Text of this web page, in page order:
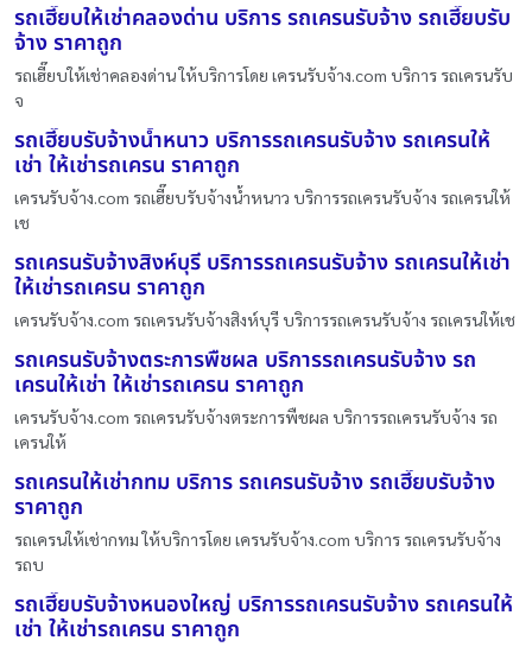
รถเฮี๊ยบให้เช่าคลองด่าน บริการ รถเครนรับจ้าง รถเฮี๊ยบรับ
จ้าง ราคาถูก
รถเฮี๊ยบให้เช่าคลองด่าน ให้บริการโดย เครนรับจ้าง.com บริการ รถเครนรับ
จ
รถเฮี๊ยบรับจ้างน้ำหนาว บริการรถเครนรับจ้าง รถเครนให้
เช่า ให้เช่ารถเครน ราคาถูก
เครนรับจ้าง.com รถเฮี๊ยบรับจ้างน้ำหนาว บริการรถเครนรับจ้าง รถเครนให้
เช
รถเครนรับจ้างสิงห์บุรี บริการรถเครนรับจ้าง รถเครนให้เช่า
ให้เช่ารถเครน ราคาถูก
เครนรับจ้าง.com รถเครนรับจ้างสิงห์บุรี บริการรถเครนรับจ้าง รถเครนให้เช
รถเครนรับจ้างตระการพืชผล บริการรถเครนรับจ้าง รถ
เครนให้เช่า ให้เช่ารถเครน ราคาถูก
เครนรับจ้าง.com รถเครนรับจ้างตระการพืชผล บริการรถเครนรับจ้าง รถ
เครนให้
รถเครนให้เช่ากทม บริการ รถเครนรับจ้าง รถเฮี๊ยบรับจ้าง
ราคาถูก
รถเครนให้เช่ากทม ให้บริการโดย เครนรับจ้าง.com บริการ รถเครนรับจ้าง
รถบ
รถเฮี๊ยบรับจ้างหนองใหญ่ บริการรถเครนรับจ้าง รถเครนให้
เช่า ให้เช่ารถเครน ราคาถูก